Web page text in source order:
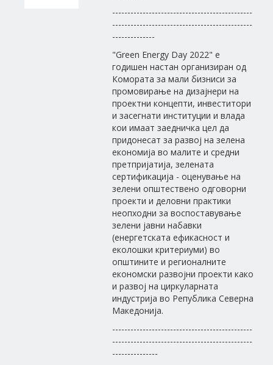
----------------------------------------------
----------------------------------------------
--------------
"Green Energy Day 2022" е
годишен настан организиран од
Комората за мали бизниси за
промовирање на дизајнери на
проектни концепти, инвеститори
и засегнати институции и влада
кои имаат заедничка цел да
придонесат за развој на зелена
економија во малите и средни
претпријатија, зелената
сертификација - оценување на
зелени општествено одговорни
проекти и деловни практики
неопходни за воспоставување
зелени јавни набавки
(енергетската ефикасност и
еколошки критериуми) во
општините и регионалните
економски развојни проекти како
и развој на циркуларната
индустрија во Република Северна
Македонија.
----------------------------------------------
----------------------------------------------
---------------